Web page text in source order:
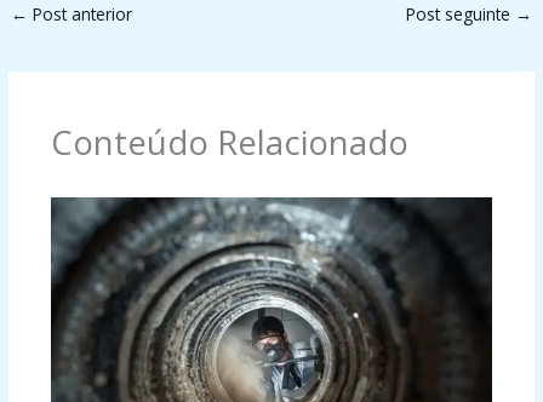
← Post anterior Post seguinte →
Conteúdo Relacionado